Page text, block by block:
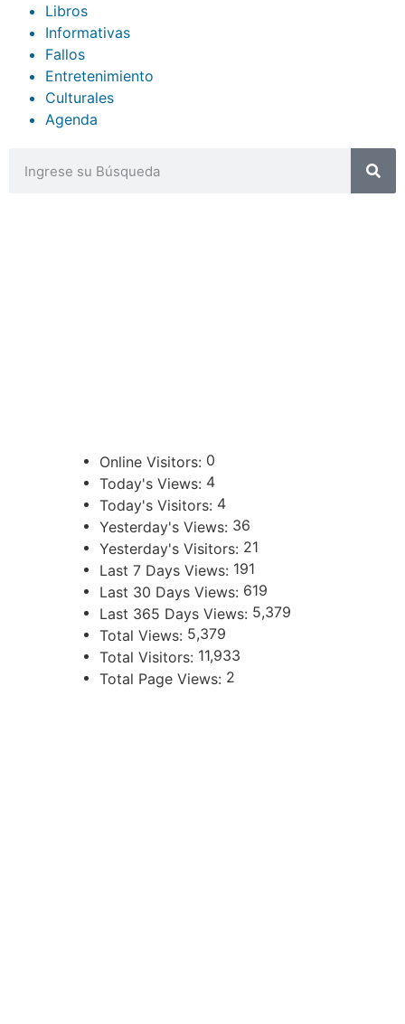
Libros
Informativas
Fallos
Entretenimiento
Culturales
Agenda
Online Visitors: 0
Today's Views: 4
Today's Visitors: 4
Yesterday's Views: 36
Yesterday's Visitors: 21
Last 7 Days Views: 191
Last 30 Days Views: 619
Last 365 Days Views: 5,379
Total Views: 5,379
Total Visitors: 11,933
Total Page Views: 2